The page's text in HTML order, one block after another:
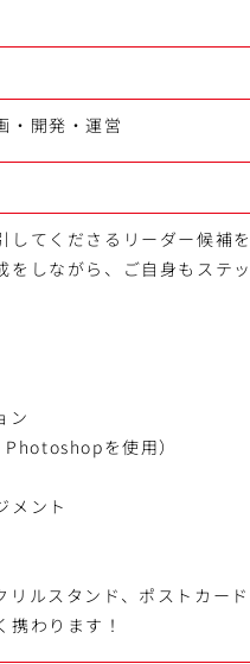
・開発・運営
てくださるリーダー候補を
しながら、ご自身もステ
ン
を使用）
メント
ルスタンド、ポストカー
わります！